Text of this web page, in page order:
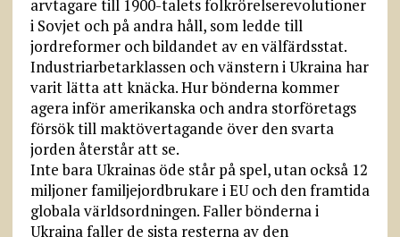
arvtagare till 1900-talets folkrörelserevolutioner
i Sovjet och på andra håll, som ledde till
jordreformer och bildandet av en välfärdsstat.
Industriarbetarklassen och vänstern i Ukraina har
varit lätta att knäcka. Hur bönderna kommer
agera inför amerikanska och andra storföretags
försök till maktövertagande över den svarta
jorden återstår att se.
Inte bara Ukrainas öde står på spel, utan också 12
miljoner familjejordbrukare i EU och den framtida
globala världsordningen. Faller bönderna i
Ukraina faller de sista resterna av den